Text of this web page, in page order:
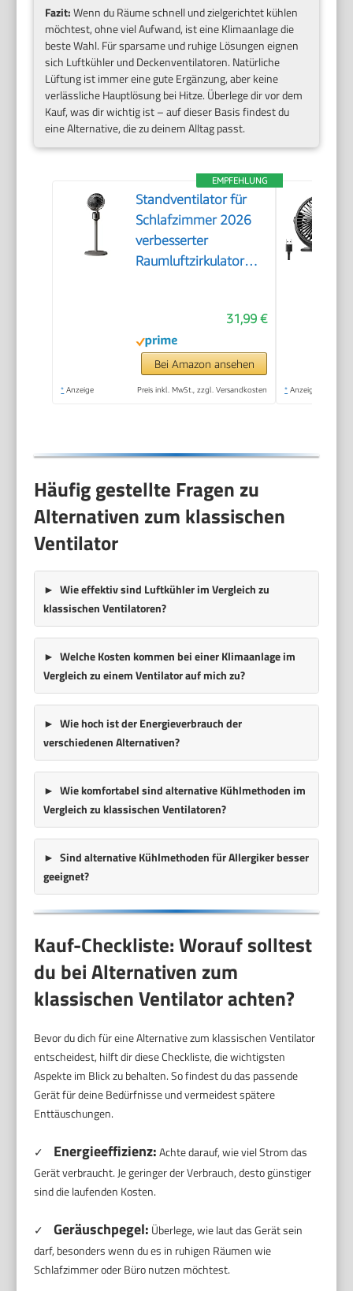
Fazit:Wenn du Räume schnell und zielgerichtet kühlen
möchtest, ohne viel Aufwand, ist eine Klimaanlage die
beste Wahl. Für sparsame und ruhige Lösungen eignen
sich Luftkühler und Deckenventilatoren. Natürliche
Lüftung ist immer eine gute Ergänzung, aber keine
verlässliche Hauptlösung bei Hitze. Überlege dir vor dem
Kauf, was dir wichtig ist – auf dieser Basis findest du
eine Alternative, die zu deinem Alltag passt.
EMPFEHLUNG
Standventilator für
Schlafzimmer 2026
verbesserter
Raumluftzirkulator
oszillierendem
Standfuß 3
Geschwindigkeitsstufen
31,99 €
Bei Amazon ansehen
* Anzeige Preis inkl. MwSt., zzgl. Versandkosten * Anzeige
Häufig gestellte Fragen zu
Alternativen zum klassischen
Ventilator
Wie effektiv sind Luftkühler im Vergleich zu
klassischen Ventilatoren?
Welche Kosten kommen bei einer Klimaanlage im
Vergleich zu einem Ventilator auf mich zu?
Wie hoch ist der Energieverbrauch der
verschiedenen Alternativen?
Wie komfortabel sind alternative Kühlmethoden im
Vergleich zu klassischen Ventilatoren?
Sind alternative Kühlmethoden für Allergiker besser
geeignet?
Kauf-Checkliste: Worauf solltest
du bei Alternativen zum
klassischen Ventilator achten?
Bevor du dich für eine Alternative zum klassischen Ventilator
entscheidest, hilft dir diese Checkliste, die wichtigsten
Aspekte im Blick zu behalten. So findest du das passende
Gerät für deine Bedürfnisse und vermeidest spätere
Enttäuschungen.
✓ Energieeffizienz:Achte darauf, wie viel Strom das
Gerät verbraucht. Je geringer der Verbrauch, desto günstiger
sind die laufenden Kosten.
✓ Geräuschpegel: Überlege, wie laut das Gerät sein
darf, besonders wenn du es in ruhigen Räumen wie
Schlafzimmer oder Büro nutzen möchtest.